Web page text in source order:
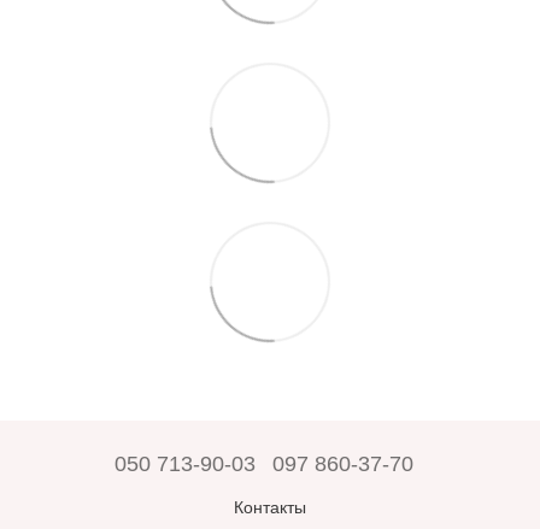
050 713-90-03 097 860-37-70
Контакты